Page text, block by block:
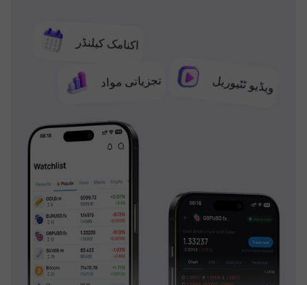
اکنامک کیلنڈر
تجزیاتی مواد ویڈیو ٹٹیوریل